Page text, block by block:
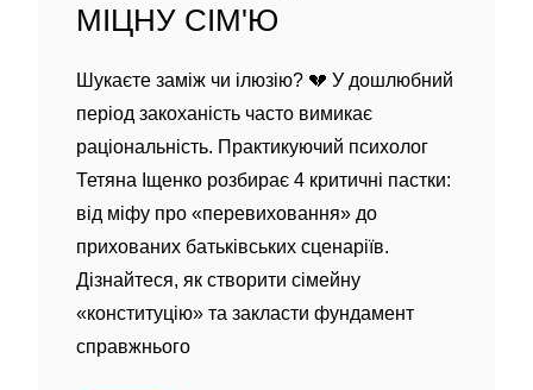
МІЦНУ СІМ'Ю
Шукаєте заміж чи ілюзію? 💔 У дошлюбний
період закоханість часто вимикає
раціональність. Практикуючий психолог
Тетяна Іщенко розбирає 4 критичні пастки:
від міфу про «перевиховання» до
прихованих батьківських сценаріїв.
Дізнайтеся, як створити сімейну
«конституцію» та закласти фундамент
справжнього